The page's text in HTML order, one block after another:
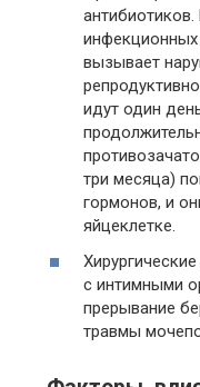
инфекционных
вызывает
идут один
три месяца)
гормонов, и
яйцеклетке.
с интимными
прерывание
травмы